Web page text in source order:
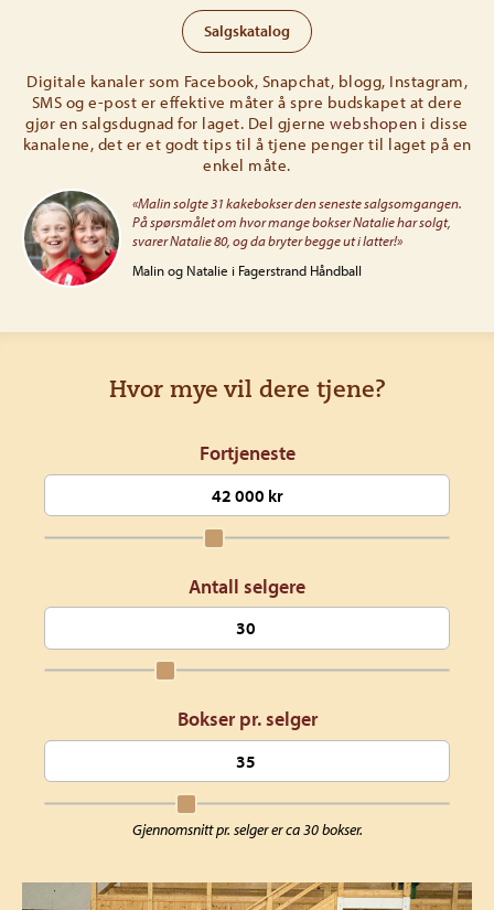
Salgskatalog
Digitale kanaler som Facebook, Snapchat, blogg, Instagram,
SMS og e-post er effektive måter å spre budskapet at dere
gjør en salgsdugnad for laget. Del gjernewebshopen i disse
kanalene, det er et godt tips til å tjene penger til laget på en
enkel måte.
«Malin solgte 31 kakebokser den seneste salgsomgangen.
På spørsmålet om hvor mange bokser Natalie har solgt,
svarer Natalie 80, og da bryter begge ut i latter!»
Malin og Natalie i Fagerstrand Håndball
Hvor mye vil dere tjene?
Fortjeneste
Antall selgere
Bokser pr. selger
Gjennomsnitt pr. selger er ca 30 bokser.